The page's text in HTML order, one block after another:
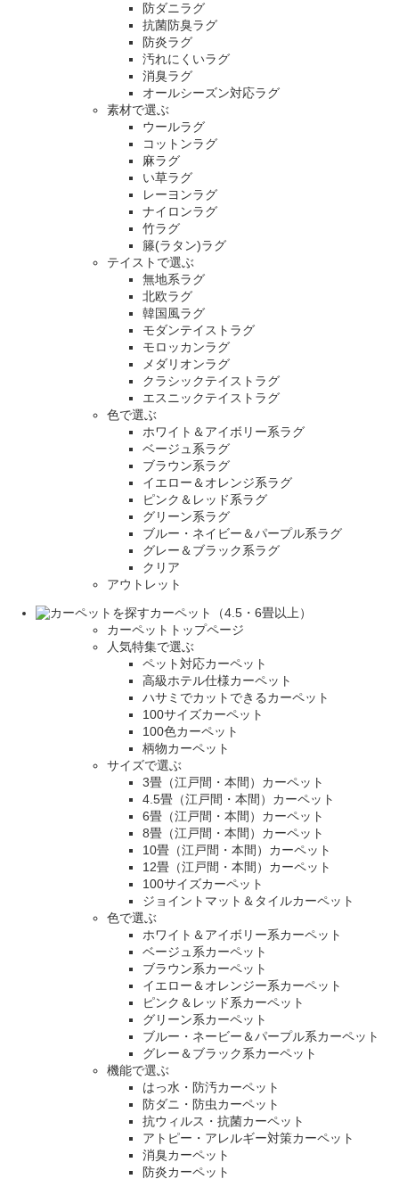
防ダニラグ
抗菌防臭ラグ
防炎ラグ
汚れにくいラグ
消臭ラグ
オールシーズン対応ラグ
素材で選ぶ
ウールラグ
コットンラグ
麻ラグ
い草ラグ
レーヨンラグ
ナイロンラグ
竹ラグ
籐(ラタン)ラグ
テイストで選ぶ
無地系ラグ
北欧ラグ
韓国風ラグ
モダンテイストラグ
モロッカンラグ
メダリオンラグ
クラシックテイストラグ
エスニックテイストラグ
色で選ぶ
ホワイト＆アイボリー系ラグ
ベージュ系ラグ
ブラウン系ラグ
イエロー＆オレンジ系ラグ
ピンク＆レッド系ラグ
グリーン系ラグ
ブルー・ネイビー＆パープル系ラグ
グレー＆ブラック系ラグ
クリア
アウトレット
カーペット（4.5・6畳以上）
カーペットトップページ
人気特集で選ぶ
ペット対応カーペット
高級ホテル仕様カーペット
ハサミでカットできるカーペット
100サイズカーペット
100色カーペット
柄物カーペット
サイズで選ぶ
3畳（江戸間・本間）カーペット
4.5畳（江戸間・本間）カーペット
6畳（江戸間・本間）カーペット
8畳（江戸間・本間）カーペット
10畳（江戸間・本間）カーペット
12畳（江戸間・本間）カーペット
100サイズカーペット
ジョイントマット＆タイルカーペット
色で選ぶ
ホワイト＆アイボリー系カーペット
ベージュ系カーペット
ブラウン系カーペット
イエロー＆オレンジー系カーペット
ピンク＆レッド系カーペット
グリーン系カーペット
ブルー・ネービー＆パープル系カーペット
グレー＆ブラック系カーペット
機能で選ぶ
はっ水・防汚カーペット
防ダニ・防虫カーペット
抗ウィルス・抗菌カーペット
アトピー・アレルギー対策カーペット
消臭カーペット
防炎カーペット